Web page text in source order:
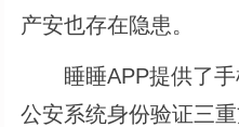
产安也存在隐患。
睡睡APP提供了手
公安系统身份验证三